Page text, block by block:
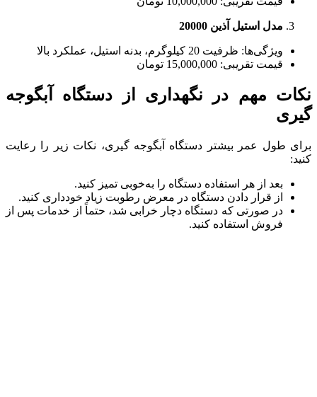
مدل استیل آذین 20000
ویژگی‌ها: ظرفیت 20 کیلوگرم، بدنه استیل، عملکرد بالا
قیمت تقریبی: 15,000,000 تومان
نکات مهم در نگهداری از دستگاه آبگوجه
گیری
برای طول عمر بیشتر دستگاه آبگوجه گیری، نکات زیر را رعایت
کنید:
بعد از هر استفاده دستگاه را به‌خوبی تمیز کنید.
از قرار دادن دستگاه در معرض رطوبت زیاد خودداری کنید.
در صورتی که دستگاه دچار خرابی شد، حتماً از خدمات پس از
فروش استفاده کنید.